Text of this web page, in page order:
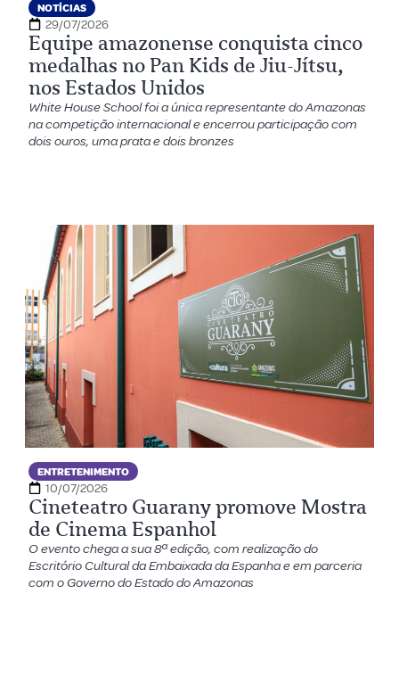
NOTÍCIAS
29/07/2026
Equipe amazonense conquista cinco
medalhas no Pan Kids de Jiu-Jítsu,
nos Estados Unidos
White House School foi a única representante do Amazonas
na competição internacional e encerrou participação com
dois ouros, uma prata e dois bronzes
ENTRETENIMENTO
10/07/2026
Cineteatro Guarany promove Mostra
de Cinema Espanhol
O evento chega a sua 8ª edição, com realização do
Escritório Cultural da Embaixada da Espanha e em parceria
com o Governo do Estado do Amazonas